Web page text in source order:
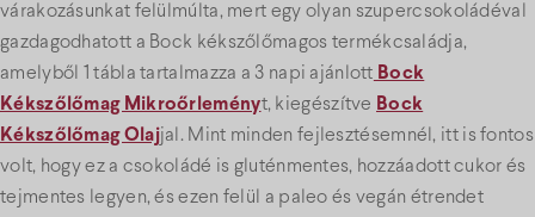
várakozásunkat felülmúlta, mert egy olyan szupercsokoládéval
gazdagodhatott a Bock kékszőlőmagos termékcsaládja,
amelyből 1 tábla tartalmazza a 3 napi ajánlott Bock
Kékszőlőmag Mikroőrleményt, kiegészítve Bock
Kékszőlőmag Olajjal. Mint minden fejlesztésemnél, itt is fontos
volt, hogy ez a csokoládé is gluténmentes, hozzáadott cukor és
tejmentes legyen, és ezen felül a paleo és vegán étrendet